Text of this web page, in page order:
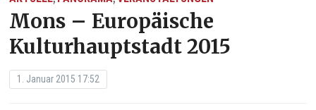
Mons – Europäische
Kulturhauptstadt 2015
1. Januar 2015 17:52